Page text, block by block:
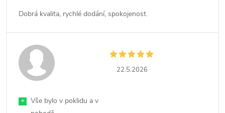
Dobrá kvalita, rychlé dodání, spokojenost.
22.5.2026
+
Vše bylo v poklidu a v